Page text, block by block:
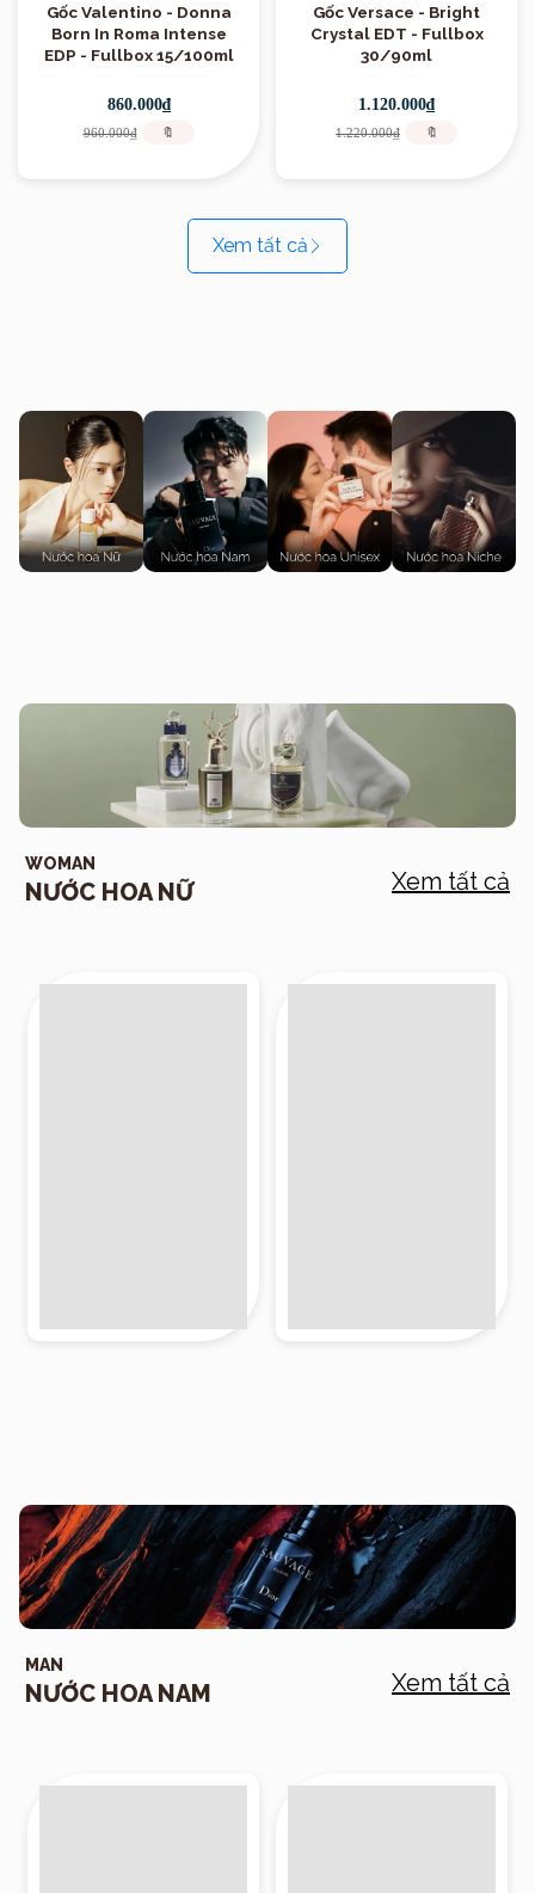
Gốc Valentino - Donna
Born In Roma Intense
EDP - Fullbox 15/100ml
860.000₫
960.000₫ 🔖
Gốc Versace - Bright
Crystal EDT - Fullbox
30/90ml
1.120.000₫
1.220.000₫ 🔖
Xem tất cả
WOMAN
NƯỚC HOA NỮ Xem tất cả
MAN
NƯỚC HOA NAM Xem tất cả